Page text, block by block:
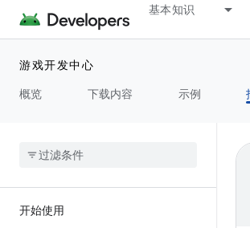
基本知识
游戏开发中心
概览
下载内容 示例
开始使用